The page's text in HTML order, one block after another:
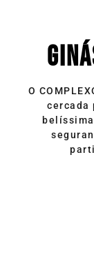
O
cercada